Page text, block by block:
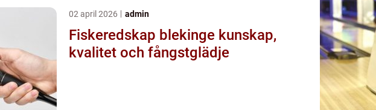
02 april 2026 admin
Fiskeredskap blekinge kunskap,
kvalitet och fångstglädje